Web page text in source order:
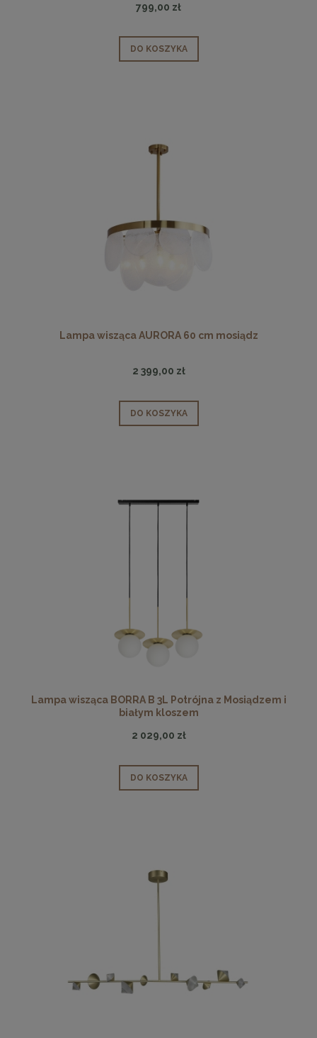
799,00 zł
DO KOSZYKA
Lampa wisząca AURORA 60 cm mosiądz
2 399,00 zł
DO KOSZYKA
Lampa wisząca BORRA B 3L Potrójna z Mosiądzem i
białym kloszem
2 029,00 zł
DO KOSZYKA